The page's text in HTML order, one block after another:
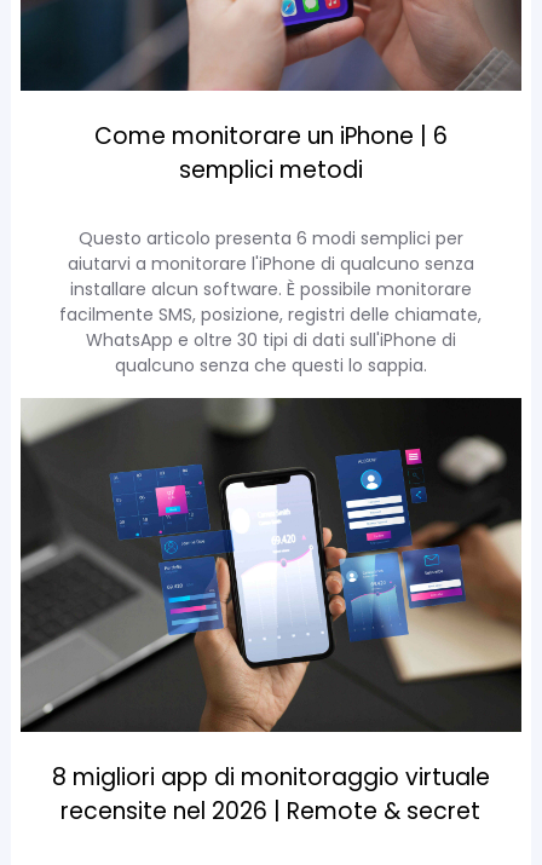
Come monitorare un iPhone | 6
semplici metodi
Questo articolo presenta 6 modi semplici per
aiutarvi a monitorare l'iPhone di qualcuno senza
installare alcun software. È possibile monitorare
facilmente SMS, posizione, registri delle chiamate,
WhatsApp e oltre 30 tipi di dati sull'iPhone di
qualcuno senza che questi lo sappia.
8 migliori app di monitoraggio virtuale
recensite nel 2026 | Remote & secret